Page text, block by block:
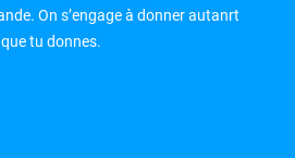
On s’engage à donner autanrt
que tu donnes.